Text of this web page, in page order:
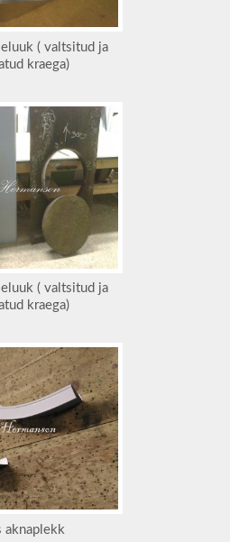
( valtsitud ja
kraega)
( valtsitud ja
kraega)
aknaplekk